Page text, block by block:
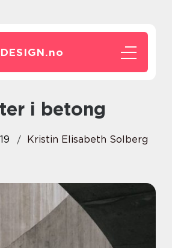
no
i betong
Kristin Elisabeth Solberg